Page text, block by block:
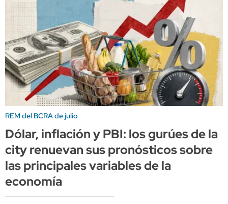
REM del BCRA de julio
Dólar, inflación y PBI: los gurúes de la
city renuevan sus pronósticos sobre
las principales variables de la
economía